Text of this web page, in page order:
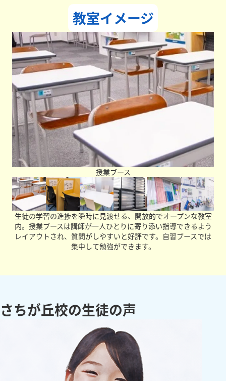
スな感情を持つのではなく、少しの緊張感とドキドキとし
た高揚感が持てるような生徒があふれる教室にしていきた
いです。人生でなかなかうまくいかないこともたくさんあ
るかと思いますが、そんなことも自分の力で突破できる人
間力を養っていきたいです。
学生たちへメッセージをお願いします。
毎日様々なことにぶつかり、悩み、一生懸命になる、そん
な皆さんの助けになりたいと心から思っています。創英ゼ
ミナールでは勉強のことはもちろん、勉強以外のことでも
なんでも一緒に考えていきます。勉強を一人でやるのは大
変ですが、一緒にやれば意外と乗り越えられるものです！
できるようになるまで粘り強くやっていくので、一緒に頑
張りたい皆さんは是非お気軽にお越しください！
教室イメージ
授業ブース
生徒の学習の進捗を瞬時に見渡せる、開放的でオープンな教室
内。授業ブースは講師が一人ひとりに寄り添い指導できるよう
レイアウトされ、質問がしやすいと好評です。自習ブースでは
集中して勉強ができます。
さちが丘校の生徒の声